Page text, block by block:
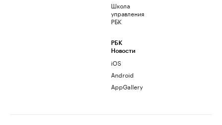
Школа
управления
РБК
РБК
Новости
iOS
Android
AppGallery